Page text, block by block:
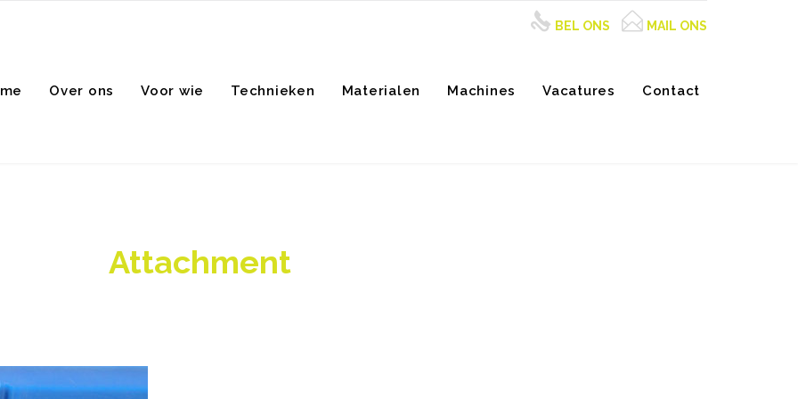
Over ons Voor wie Technieken Materialen Machines Vacatures Contact
 BEL ONS  MAIL ONS
Attachment